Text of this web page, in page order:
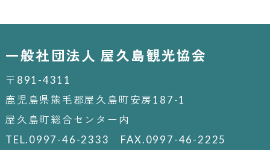
一般社団法人 屋久島観光協会
〒891-4311
鹿児島県熊毛郡屋久島町安房187-1
屋久島町総合センター内
TEL.0997-46-2333 FAX.0997-46-2225